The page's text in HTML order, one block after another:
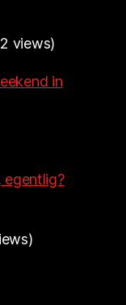
views)
in
egentlig?